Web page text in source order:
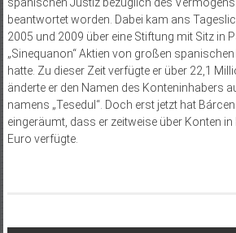
beantwortet worden. Dabei kam ans
2005 und 2009 über eine Stiftung mit Sitz in
„Sinequanon“ Aktien von großen
hatte. Zu dieser Zeit verfügte er über 22,1
änderte er den Namen des Konteninhabers
namens „Tesedul“. Doch erst jetzt hat
eingeräumt, dass er zeitweise über Konten
Euro verfügte.